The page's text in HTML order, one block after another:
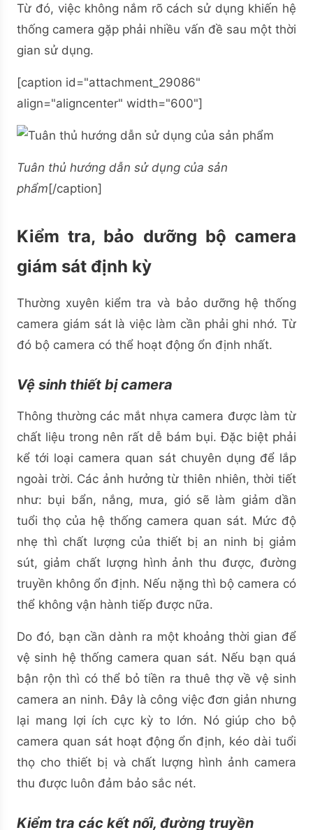
Từ đó, việc không nắm rõ cách sử dụng khiến hệ
thống camera gặp phải nhiều vấn đề sau một thời
gian sử dụng.
[caption id="attachment_29086"
align="aligncenter" width="600"]
Tuân thủ hướng dẫn sử dụng của sản
phẩm[/caption]
Kiểm tra, bảo dưỡng bộ camera
giám sát định kỳ
Thường xuyên kiểm tra và bảo dưỡng hệ thống
camera giám sát là việc làm cần phải ghi nhớ. Từ
đó bộ camera có thể hoạt động ổn định nhất.
Vệ sinh thiết bị camera
Thông thường các mắt nhựa camera được làm từ
chất liệu trong nên rất dễ bám bụi. Đặc biệt phải
kể tới loại camera quan sát chuyên dụng để lắp
ngoài trời. Các ảnh hưởng từ thiên nhiên, thời tiết
như: bụi bẩn, nắng, mưa, gió sẽ làm giảm dần
tuổi thọ của hệ thống camera quan sát. Mức độ
nhẹ thì chất lượng của thiết bị an ninh bị giảm
sút, giảm chất lượng hình ảnh thu được, đường
truyền không ổn định. Nếu nặng thì bộ camera có
thể không vận hành tiếp được nữa.
Do đó, bạn cần dành ra một khoảng thời gian để
vệ sinh hệ thống camera quan sát. Nếu bạn quá
bận rộn thì có thể bỏ tiền ra thuê thợ về vệ sinh
camera an ninh. Đây là công việc đơn giản nhưng
lại mang lợi ích cực kỳ to lớn. Nó giúp cho bộ
camera quan sát hoạt động ổn định, kéo dài tuổi
thọ cho thiết bị và chất lượng hình ảnh camera
thu được luôn đảm bảo sắc nét.
Kiểm tra các kết nối, đường truyền